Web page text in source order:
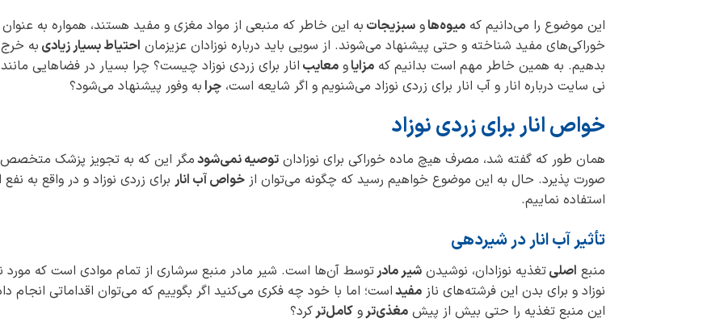
این موضوع را می‌دانیم که میوه‌هاو سبزیجات به این خاطر که منبعی از مواد مغزی و مفید هستند، همواره به عنوان
خوراکی‌های مفید شناخته و حتی پیشنهاد می‌شوند. از سویی باید درباره نوزادان عزیزمان احتیاط بسیار زیادی به خرج
بدهیم. به همین خاطر مهم است بدانیم که مزایاو معایب انار برای زردی نوزاد چیست؟ چرا بسیار در فضاهایی
نی سایت درباره انار و آب انار برای زردی نوزاد می‌شنویم و اگر شایعه است، چرابه وفور پیشنهاد می‌شود؟
خواص انار برای زردی نوزاد
همان طور که گفته شد، مصرف هیچ ماده خوراکی برای نوزادان توصیه نمی‌شودمگر این که به تجویز پزشک متخصص
صورت پذیرد. حال به این موضوع خواهیم رسید که چگونه می‌توان از خواص آب انار برای زردی نوزاد و در واقع به نفع
استفاده نماییم.
تأثیرآب انار در شیردهی
منبع اصلیتغذیه نوزادان، نوشیدن شیر مادرتوسط آن‌ها است. شیر مادر منبع سرشاری از تمام موادی است که مورد
نوزاد و برای بدن این فرشته‌های ناز مفیداست؛ اما با خود چه فکری می‌کنید اگر بگوییم که می‌توان اقداماتی انجام
این منبع تغذیه را حتی بیش از پیش مغذی‌ترو کامل‌ترکرد؟